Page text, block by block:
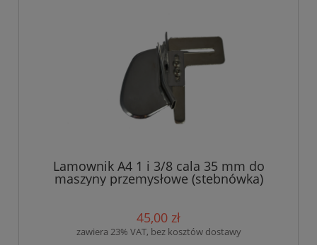
Lamownik A4 1 i 3/8 cala 35 mm do
maszyny przemysłowe (stebnówka)
45,00 zł
zawiera 23% VAT, bez kosztów dostawy